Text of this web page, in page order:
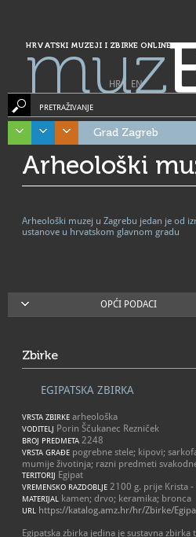
HRVATSKI MUZEJI I ZBIRKE ONLINE
muz
HR| EN
PRETRAŽIVANJE
Grad Zagreb
Arheološki
Arheološki muzej u Zagrebu jedan je od
ustanove u hrvatskom glavnom gradu
OPĆI PODACI
Zbirke
EGIPATSKA ZBIRKA
VRSTA ZBIRKE arheološka
VODITELJ Porin Ščukanec Rezniček
BROJ PREDMETA 2248
VRSTA GRAĐE pogrebne stele; kipovi;
mumije životinja; razni predmeti
TERITORIJ Egipat
VREMENSKO RAZDOBLJE 2100 g. prije Krista -
MATERIJAL kamen; drvo; keramika; bronca
URL https://katalog.amz.hr/hr/Zbirke/
Egipatska zbirka jedina je sustavna